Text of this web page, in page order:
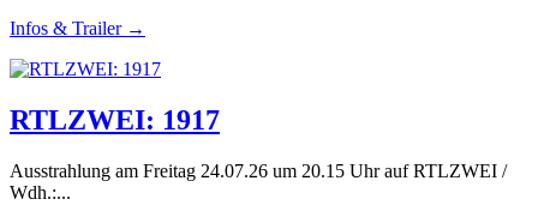
Infos & Trailer →
RTLZWEI: 1917
Ausstrahlung am Freitag 24.07.26 um 20.15 Uhr auf RTLZWEI /
Wdh.:...